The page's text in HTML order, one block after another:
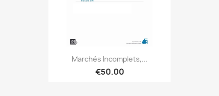
Marchés Incomplets,...
€50.00